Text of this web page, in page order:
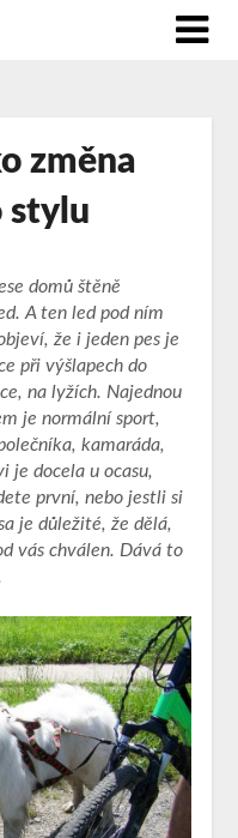
změna
stylu
domů štěně
A ten led pod ním
že i jeden pes je
při výšlapech do
na lyžích. Najednou
je normální sport,
kamaráda,
je docela u ocasu,
první, nebo jestli si
je důležité, že dělá,
vás chválen. Dává to